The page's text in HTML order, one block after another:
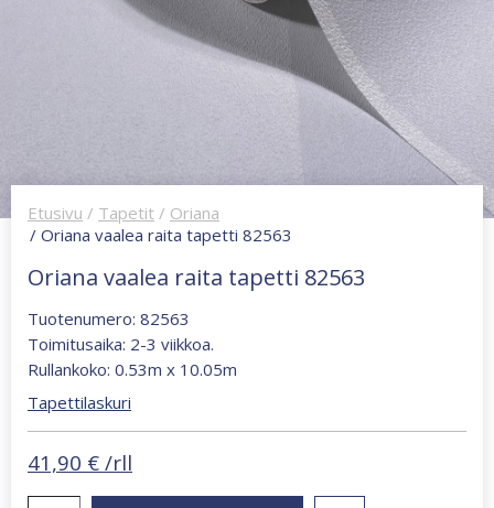
Etusivu / Tapetit / Oriana
/ Oriana vaalea raita tapetti 82563
Oriana vaalea raita tapetti 82563
Tuotenumero: 82563
Toimitusaika: 2-3 viikkoa.
Rullankoko: 0.53m x 10.05m
Tapettilaskuri
41,90 € /rll